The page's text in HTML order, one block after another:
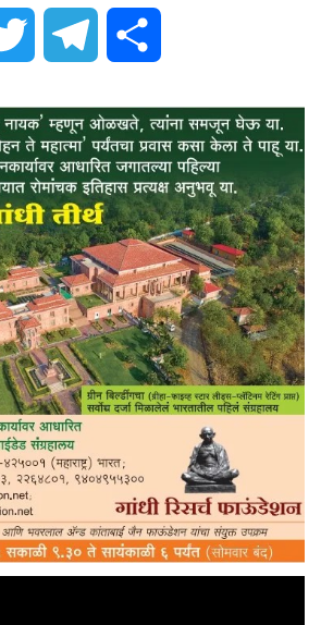
Twitter Telegram